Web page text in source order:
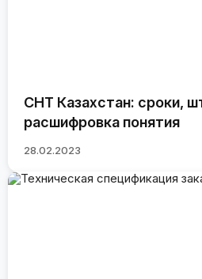
СНТ Казахстан: сроки,
расшифровка понятия
28.02.2023